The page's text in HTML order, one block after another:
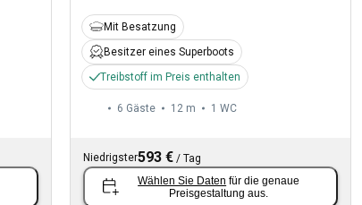
Mit Besatzung
Besitzer eines Superboots
Treibstoff im Preis enthalten
6 Gäste 12 m 1 WC
Niedrigster593 € /Tag
Wählen Sie Daten für die genaue
Preisgestaltung aus.